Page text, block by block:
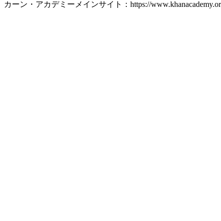
カーン・アカデミーメインサイト：https://